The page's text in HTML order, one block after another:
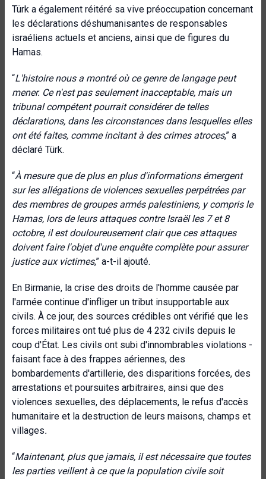
Türk a également réitéré sa vive préoccupation concernant
les déclarations déshumanisantes de responsables
israéliens actuels et anciens, ainsi que de figures du
Hamas.
“L'histoire nous a montré où ce genre de langage peut
mener. Ce n'est pas seulement inacceptable, mais un
tribunal compétent pourrait considérer de telles
déclarations, dans les circonstances dans lesquelles elles
ont été faites, comme incitant à des crimes atroces,” a
déclaré Türk.
“À mesure que de plus en plus d'informations émergent
sur les allégations de violences sexuelles perpétrées par
des membres de groupes armés palestiniens, y compris le
Hamas, lors de leurs attaques contre Israël les 7 et 8
octobre, il est douloureusement clair que ces attaques
doivent faire l'objet d'une enquête complète pour assurer
justice aux victimes,” a-t-il ajouté.
En Birmanie, la crise des droits de l'homme causée par
l'armée continue d'infliger un tribut insupportable aux
civils. À ce jour, des sources crédibles ont vérifié que les
forces militaires ont tué plus de 4 232 civils depuis le
coup d'État. Les civils ont subi d'innombrables violations -
faisant face à des frappes aériennes, des
bombardements d'artillerie, des disparitions forcées, des
arrestations et poursuites arbitraires, ainsi que des
violences sexuelles, des déplacements, le refus d'accès
humanitaire et la destruction de leurs maisons, champs et
villages.
“Maintenant, plus que jamais, il est nécessaire que toutes
les parties veillent à ce que la population civile soit